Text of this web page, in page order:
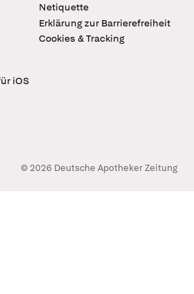
Netiquette
Erklärung zur Barrierefreiheit
Cookies & Tracking
iOS
© 2026 Deutsche Apotheker Zeitung